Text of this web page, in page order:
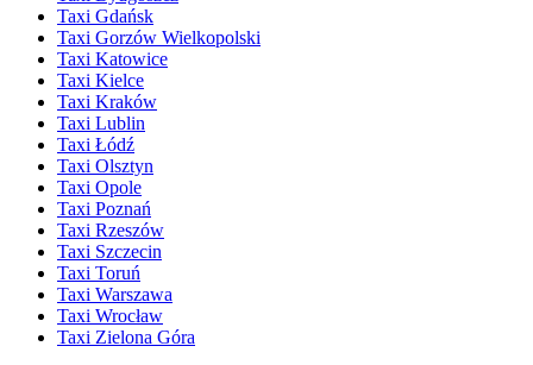
Taxi Gdańsk
Taxi Gorzów Wielkopolski
Taxi Katowice
Taxi Kielce
Taxi Kraków
Taxi Lublin
Taxi Łódź
Taxi Olsztyn
Taxi Opole
Taxi Poznań
Taxi Rzeszów
Taxi Szczecin
Taxi Toruń
Taxi Warszawa
Taxi Wrocław
Taxi Zielona Góra